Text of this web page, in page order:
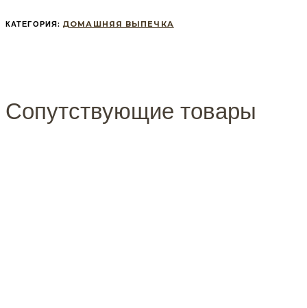
КАТЕГОРИЯ: ДОМАШНЯЯ ВЫПЕЧКА
Сопутствующие товары